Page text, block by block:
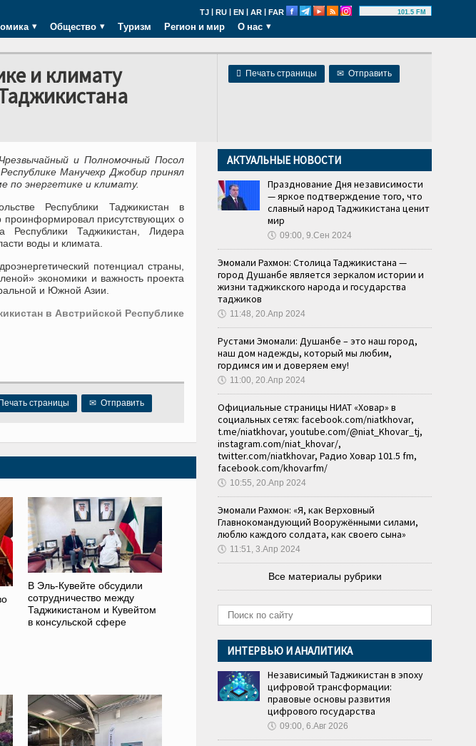
TJ | RU | EN | AR | FAR 101.5 FM
Общество Туризм Регион и мир О нас
 Печать страницы ✉ Отправить
и климату
Чрезвычайный и Полномочный Посол
Манучехр Джобир принял
по энергетике и климату.
Республики Таджикистан в
проинформировал присутствующих о
Республики Таджикистан, Лидера
воды и климата.
потенциал страны,
экономики и важность проекта
и Южной Азии.
в Австрийской Республике
страницы ✉ Отправить
В Эль-Кувейте обсудили
сотрудничество между
Таджикистаном и Кувейтом
в консульской сфере
АКТУАЛЬНЫЕ НОВОСТИ
Празднование Дня независимости
— яркое подтверждение того, что
славный народ Таджикистана ценит
мир
🕔 09:00, 9.Сен 2024
Эмомали Рахмон: Столица Таджикистана —
город Душанбе является зеркалом истории и
жизни таджикского народа и государства
таджиков
🕔 11:48, 20.Апр 2024
Рустами Эмомали: Душанбе – это наш город,
наш дом надежды, который мы любим,
гордимся им и доверяем ему!
🕔 11:00, 20.Апр 2024
Официальные страницы НИАТ «Ховар» в
социальных сетях: facebook.com/niatkhovar,
t.me/niatkhovar, youtube.com/@niat_Khovar_tj,
instagram.com/niat_khovar/,
twitter.com/niatkhovar, Радио Ховар 101.5 fm,
facebook.com/khovarfm/
🕔 10:55, 20.Апр 2024
Эмомали Рахмон: «Я, как Верховный
Главнокомандующий Вооружёнными силами,
люблю каждого солдата, как своего сына»
🕔 11:51, 3.Апр 2024
Все материалы рубрики
ИНТЕРВЬЮ И АНАЛИТИКА
Независимый Таджикистан в эпоху
цифровой трансформации:
правовые основы развития
цифрового государства
🕔 09:00, 6.Авг 2026